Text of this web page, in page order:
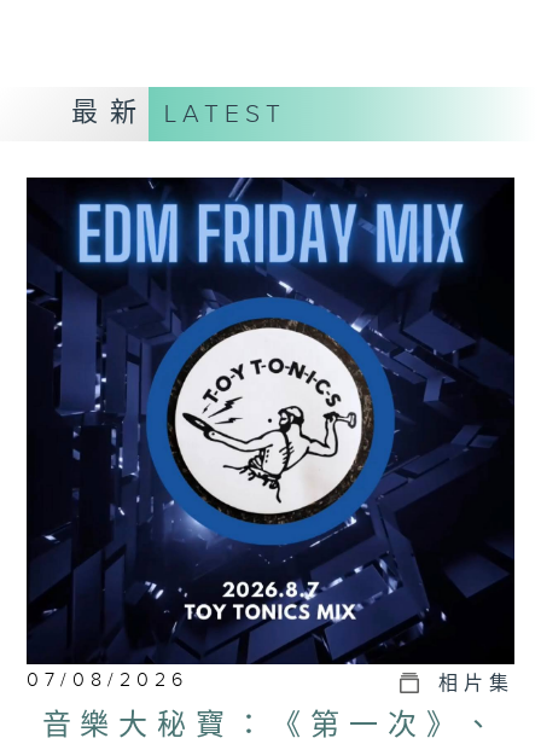
最新 LATEST
07/08/2026 相片集
音樂大秘寶：《第一次》、